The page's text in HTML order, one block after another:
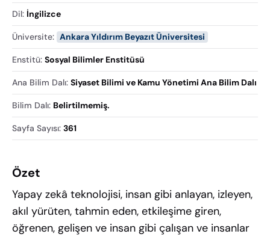
Dil: İngilizce
Üniversite: Ankara Yıldırım Beyazıt Üniversitesi
Enstitü: Sosyal Bilimler Enstitüsü
Ana Bilim Dalı: Siyaset Bilimi ve Kamu Yönetimi Ana Bilim Dalı
Bilim Dalı: Belirtilmemiş.
Sayfa Sayısı: 361
Özet
Yapay zekâ teknolojisi, insan gibi anlayan, izleyen,
akıl yürüten, tahmin eden, etkileşime giren,
öğrenen, gelişen ve insan gibi çalışan ve insanlar